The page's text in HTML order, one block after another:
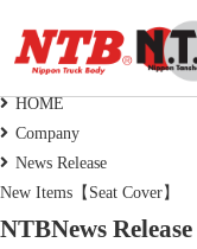
News Release
News
HOME
Company
News Release
New Items【Seat Cover】
NTBNews Release